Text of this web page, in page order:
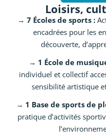
Loisirs,
→ 7 Écoles de sports :
encadrées pour les
découverte,
→ 1 École de
individuel et collectif
sensibilité artistique
→ 1 Base de sports de
pratique d’activités